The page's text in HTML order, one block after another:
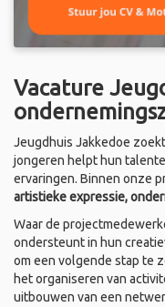
Vacature
Jeugdhuis Jakkedoe
jongeren helpt hun
ervaringen. Binnen onze
artistieke expressie,
Waar de
ondersteunt in hun
om een volgende stap te
het organiseren van
uitbouwen van een